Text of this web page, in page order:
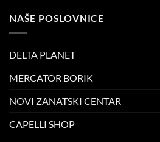
NAŠE POSLOVNICE
DELTA PLANET
MERCATOR BORIK
NOVI ZANATSKI CENTAR
CAPELLI SHOP